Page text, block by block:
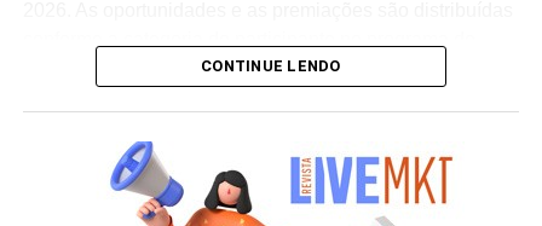
de setembro de 2026. Após a divulgação do resultado
oficial, os vencedores terão até o dia 16 de setembro para
realizar a retirada presencial dos ingressos e brindes no
CONTINUE LENDO